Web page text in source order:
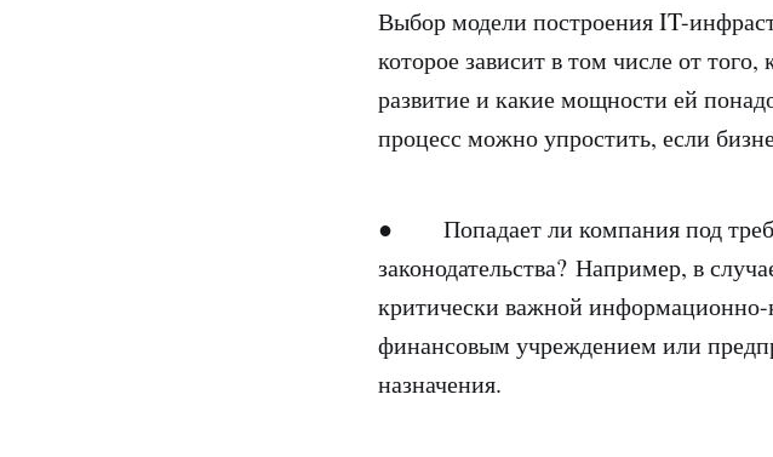
Выбор модели построения IT-
которое зависит в том числе от
развитие и какие мощности ей
процесс можно упростить, если
● Попадает ли компания под
законодательства? Например, в
критически важной
финансовым учреждением или
назначения.